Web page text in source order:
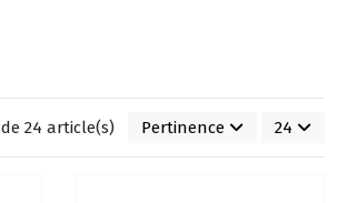
24 article(s) Pertinence 24